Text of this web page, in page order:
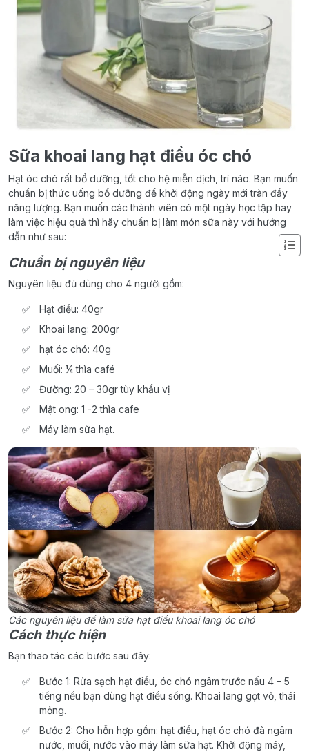
Sữa khoai lang hạt điều óc chó
Hạt óc chó rất bổ dưỡng, tốt cho hệ miễn dịch, trí não. Bạn muốn
chuẩn bị thức uống bổ dưỡng để khởi động ngày mới tràn đầy
năng lượng. Bạn muốn các thành viên có một ngày học tập hay
làm việc hiệu quả thì hãy chuẩn bị làm món sữa này với hướng
dẫn như sau:
Chuẩn bị nguyên liệu
Nguyên liệu đủ dùng cho 4 người gồm:
Hạt điều: 40gr
Khoai lang: 200gr
hạt óc chó: 40g
Muối: ¼ thìa café
Đường: 20 – 30gr tùy khẩu vị
Mật ong: 1 -2 thìa cafe
Máy làm sữa hạt.
Các nguyên liệu để làm sữa hạt điều khoai lang óc chó
Cách thực hiện
Bạn thao tác các bước sau đây:
Bước 1: Rửa sạch hạt điều, óc chó ngâm trước nấu 4 – 5
tiếng nếu bạn dùng hạt điều sống. Khoai lang gọt vỏ, thái
mỏng.
Bước 2: Cho hỗn hợp gồm: hạt điều, hạt óc chó đã ngâm
nước, muối, nước vào máy làm sữa hạt. Khởi động máy,